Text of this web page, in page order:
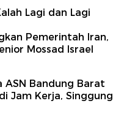
Lagi dan Lagi
Pemerintah Iran,
Mossad Israel
ASN Bandung Barat
Jam Kerja, Singgung